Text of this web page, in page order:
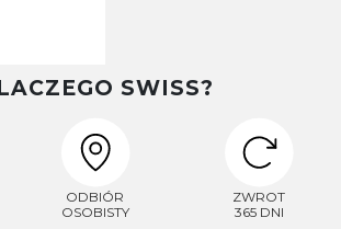
SWISS?
ODBIÓR
OSOBISTY
ZWROT
365 DNI